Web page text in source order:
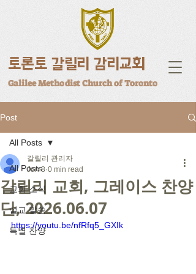
토론토 갈릴리 감리교회
Galilee Methodist Church of Toronto
Post
All Posts
교회 소식
설교 말씀
특별 찬양
All Posts
갈릴리 교회, 그레이스 찬양
단, 2026.06.07
갈릴리 관리자
Jun 8 0 min read
https://youtu.be/nfRfq5_GXIk